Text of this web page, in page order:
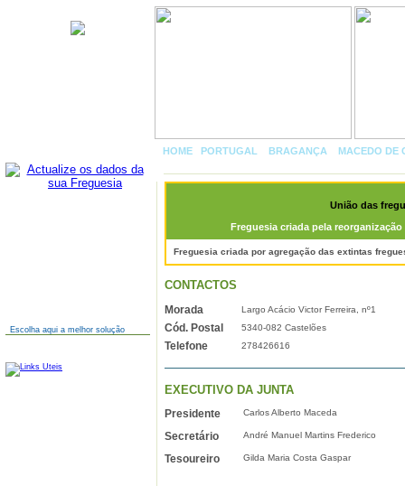
Escolha aqui a melhor solução
HOME PORTUGAL BRAGANÇA
MACEDO DE
União das
Freguesia criada pela
Freguesia criada por agregação das extintas
CONTACTOS
Morada Largo Acácio Victor Ferreira, nº1
Cód. Postal 5340-082 Castelões
Telefone 278426616
EXECUTIVO DA JUNTA
Presidente Carlos Alberto Maceda
Secretário André Manuel Martins Frederico
Tesoureiro Gilda Maria Costa Gaspar